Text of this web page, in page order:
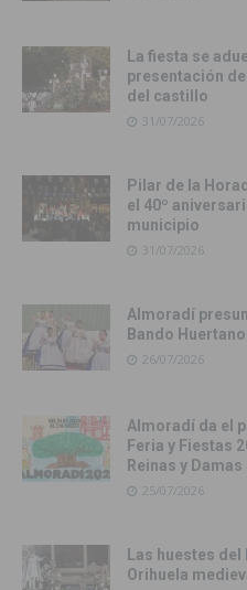
La fiesta se
presentación
del castillo
31/07/2026
Pilar de la
el 40º
municipio
31/07/2026
Almoradí
Bando Huertano
26/07/2026
Almoradí da el
Feria y Fiestas
Reinas y Damas
25/07/2026
Las huestes
Orihuela